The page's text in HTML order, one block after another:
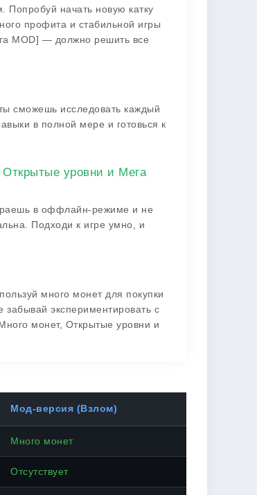
Попробуй начать новую катку
профита и стабильной игры
MOD] — должно решить все
сможешь исследовать каждый
в полной мере и готовься к
уровни и Мега
в оффлайн-режиме и не
Подходи к игре умно, и
много монет для покупки
экспериментировать с
монет, Открытые уровни и
Мод-версия (Взлом)
Много монет
Отсутствует